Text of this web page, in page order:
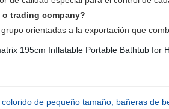
o trading company?
orientadas a la exportación que
de pequeño tamaño, bañeras de